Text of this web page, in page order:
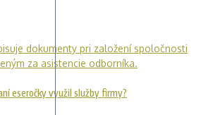
eseročky využil služby firmy?